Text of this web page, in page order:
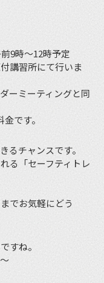
9時〜12時予定
講習所にて行いま
ーミーティングと同
です。
るチャンスです。
る「セーフティトレ
でお気軽にどう
すね。